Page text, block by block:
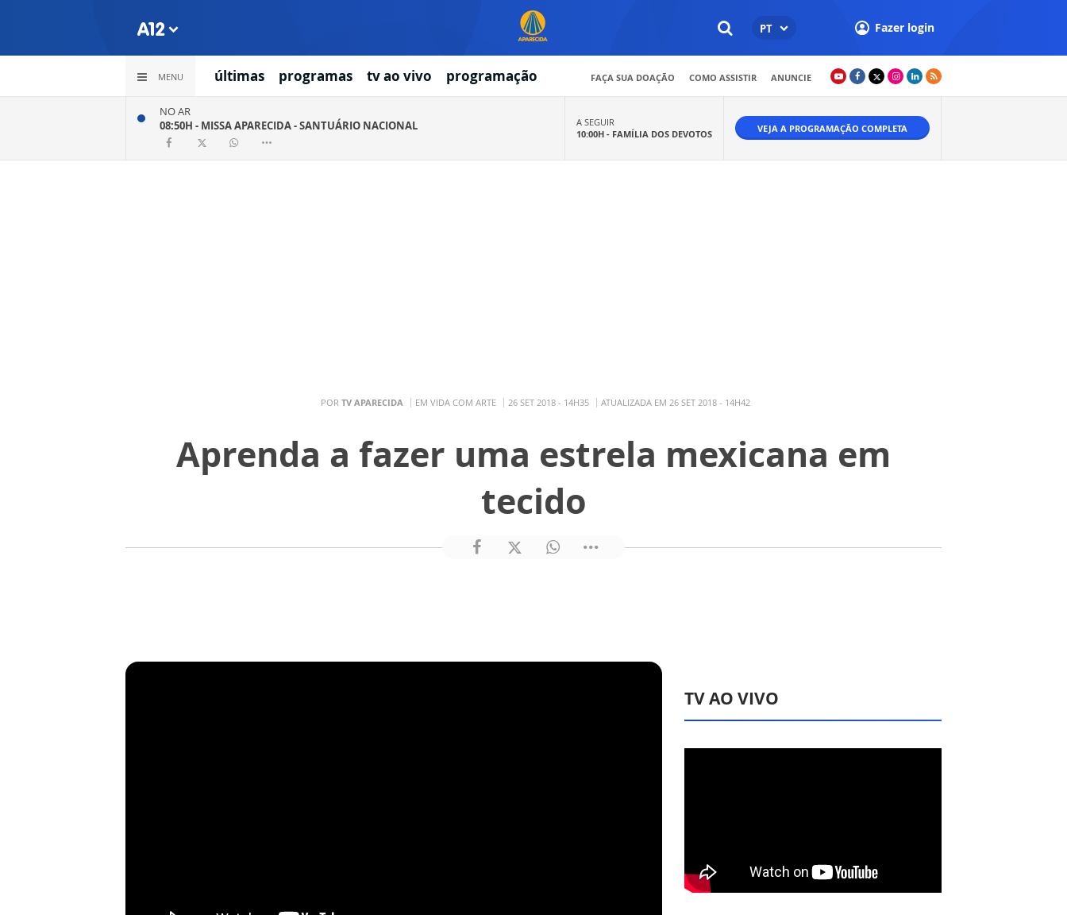
PT Fazer login
MENU últimas programas tv ao vivo programação FAÇA SUA DOAÇÃO COMO ASSISTIR ANUNCIE
NO AR
08:50H - MISSA APARECIDA - SANTUÁRIO NACIONAL
A SEGUIR
10:00H - FAMÍLIA DOS DEVOTOS VEJA A PROGRAMAÇÃO COMPLETA
POR TV APARECIDA EM VIDA COM ARTE 26 SET 2018 - 14H35 ATUALIZADA EM 26 SET 2018 - 14H42
Aprenda a fazer uma estrela mexicana em
tecido
TV AO VIVO